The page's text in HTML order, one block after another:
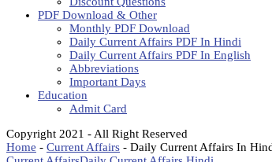
PDF Download & Other
Monthly PDF Download
Daily Current Affairs PDF In Hindi
Daily Current Affairs PDF In English
Abbreviations
Important Days
Education
Admit Card
Copyright 2021 - All Right Reserved
Home - Current Affairs - Daily Current Affairs In